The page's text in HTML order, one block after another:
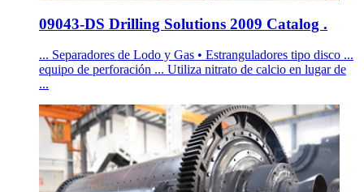
09043-DS Drilling Solutions 2009 Catalog .
... Separadores de Lodo y Gas • Estranguladores tipo disco ...
equipo de perforación ... Utiliza nitrato de calcio en lugar de
...